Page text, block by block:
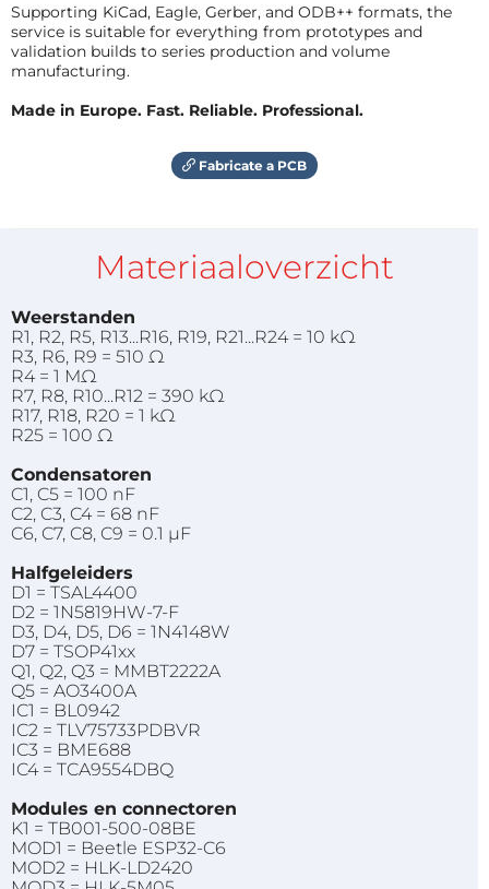
Supporting KiCad, Eagle, Gerber, and ODB++ formats, the
service is suitable for everything from prototypes and
validation builds to series production and volume
manufacturing.
Made in Europe. Fast. Reliable. Professional.
Fabricate a PCB
Materiaaloverzicht
Weerstanden
R1, R2, R5, R13...R16, R19, R21...R24 = 10 kΩ
R3, R6, R9 = 510 Ω
R4 = 1 MΩ
R7, R8, R10...R12 = 390 kΩ
R17, R18, R20 = 1 kΩ
R25 = 100 Ω
Condensatoren
C1, C5 = 100 nF
C2, C3, C4 = 68 nF
C6, C7, C8, C9 = 0.1 µF
Halfgeleiders
D1 = TSAL4400
D2 = 1N5819HW-7-F
D3, D4, D5, D6 = 1N4148W
D7 = TSOP41xx
Q1, Q2, Q3 = MMBT2222A
Q5 = AO3400A
IC1 = BL0942
IC2 = TLV75733PDBVR
IC3 = BME688
IC4 = TCA9554DBQ
Modules en connectoren
K1 = TB001-500-08BE
MOD1 = Beetle ESP32-C6
MOD2 = HLK-LD2420